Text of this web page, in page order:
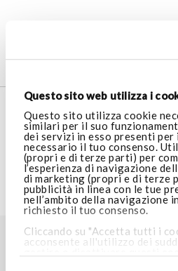
Questo sito web utilizza i
Questo sito utilizza cookie
similari per il suo
dei servizi in esso presenti per
necessario il tuo consenso.
(propri e di terze parti) per
l’esperienza di navigazione
di marketing (propri e di terze
pubblicità in linea con le tue
nell’ambito della navigazione
richiesto il tuo consenso.
Cliccando su "Accetta tutti i
acconsente all'utilizzo dei
AREA
VISITA
TROVA LO STORE PIÙ